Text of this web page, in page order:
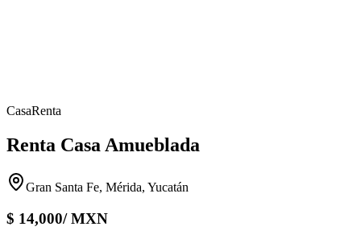
CasaRenta
Renta Casa Amueblada
Gran Santa Fe, Mérida, Yucatán
$ 14,000/MXN